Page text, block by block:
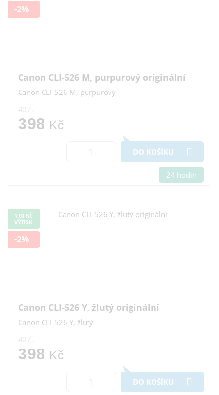
-2%
Canon CLI-526 M, purpurový originální
Canon CLI-526 M, purpurový
407,-
398 Kč
DO KOŠÍKU
24 hodin
1,00 KČ
VÝTISK
-2%
Canon CLI-526 Y, žlutý originální
Canon CLI-526 Y, žlutý
407,-
398 Kč
DO KOŠÍKU